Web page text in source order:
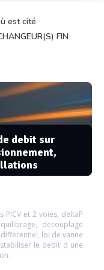
est cité
FIN
debit sur
PICV et 2 voies, deltaP
decouplage
loi de vanne
le debit d une